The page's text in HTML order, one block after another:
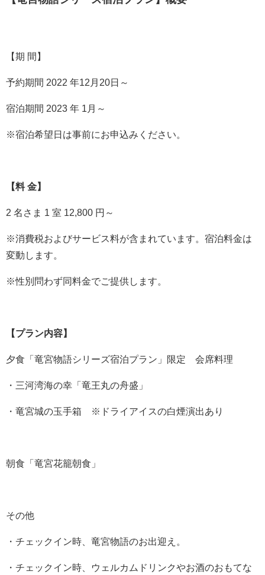
【期 間】
予約期間 2022 年12月20日～
宿泊期間 2023 年 1月～
※宿泊希望日は事前にお申込みください。
【料 金】
2 名さま 1 室 12,800 円～
※消費税およびサービス料が含まれています。宿泊料金は
変動します。
※性別問わず同料金でご提供します。
【プラン内容】
夕食「竜宮物語シリーズ宿泊プラン」限定 会席料理
・三河湾海の幸「竜王丸の舟盛」
・竜宮城の玉手箱 ※ドライアイスの白煙演出あり
朝食「竜宮花籠朝食」
その他
・チェックイン時、竜宮物語のお出迎え。
・チェックイン時、ウェルカムドリンクやお酒のおもてな